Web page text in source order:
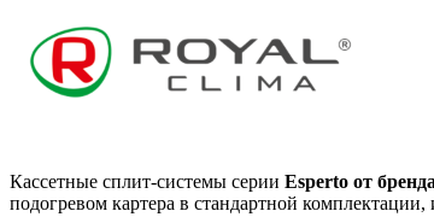
Кассетные сплит-системы серии Esperto от
подогревом картера в стандартной